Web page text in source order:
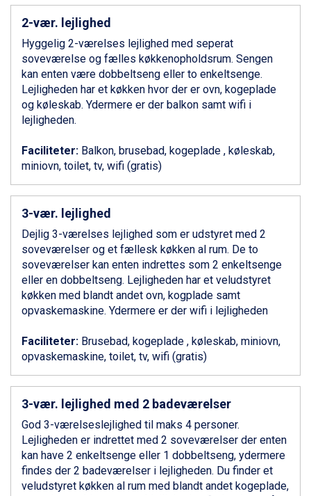
Passo Tonale fra DKK 3.795
Saalbach fra DKK 5.945
Champoluc fra DKK 3.795
Sestriere fra DKK 4.395
Fieberbrunn fra DKK 6.145
Wagrain fra DKK 4.645
Ischgl fra DKK 7.095
St. Anton fra DKK 7.245
Zell am See fra DKK 4.095
Livigno fra DKK 4.145
Canazei fra DKK 4.745
Ponte di Legno fra DKK 4.745
Alleghe fra DKK 5.595
Bad Gastein fra DKK 4.195
Arabba fra DKK 7.045
La Thuile fra DKK 4.595
Val Thorens fra DKK 5.395
Cervinia fra DKK 5.295
Sölden fra DKK 8.445
Bad Hofgastein fra DKK 5.495
Saalbach fra DKK 5.945
Champoluc fra DKK 3.795
Sestriere fra DKK 4.395
Fieberbrunn fra DKK 6.145
Wagrain fra DKK 4.645
Ischgl fra DKK 7.095
St. Anton fra DKK 7.245
Zell am See fra DKK 4.095
Livigno fra DKK 4.145
Canazei fra DKK 4.745
2-vær. lejlighed
Hyggelig 2-værelses lejlighed med seperat
soveværelse og fælles køkkenopholdsrum. Sengen
kan enten være dobbeltseng eller to enkeltsenge.
Lejligheden har et køkken hvor der er ovn, kogeplade
og køleskab. Ydermere er der balkon samt wifi i
lejligheden.
Faciliteter: Balkon, brusebad, kogeplade , køleskab,
miniovn, toilet, tv, wifi (gratis)
3-vær. lejlighed
Dejlig 3-værelses lejlighed som er udstyret med 2
soveværelser og et fællesk køkken al rum. De to
soveværelser kan enten indrettes som 2 enkeltsenge
eller en dobbeltseng. Lejligheden har et veludstyret
køkken med blandt andet ovn, kogplade samt
opvaskemaskine. Ydermere er der wifi i lejligheden
Faciliteter: Brusebad, kogeplade , køleskab, miniovn,
opvaskemaskine, toilet, tv, wifi (gratis)
3-vær. lejlighed med 2 badeværelser
God 3-værelseslejlighed til maks 4 personer.
Lejligheden er indrettet med 2 soveværelser der enten
kan have 2 enkeltsenge eller 1 dobbeltseng, ydermere
findes der 2 badeværelser i lejligheden. Du finder et
veludstyret køkken al rum med blandt andet kogeplade,